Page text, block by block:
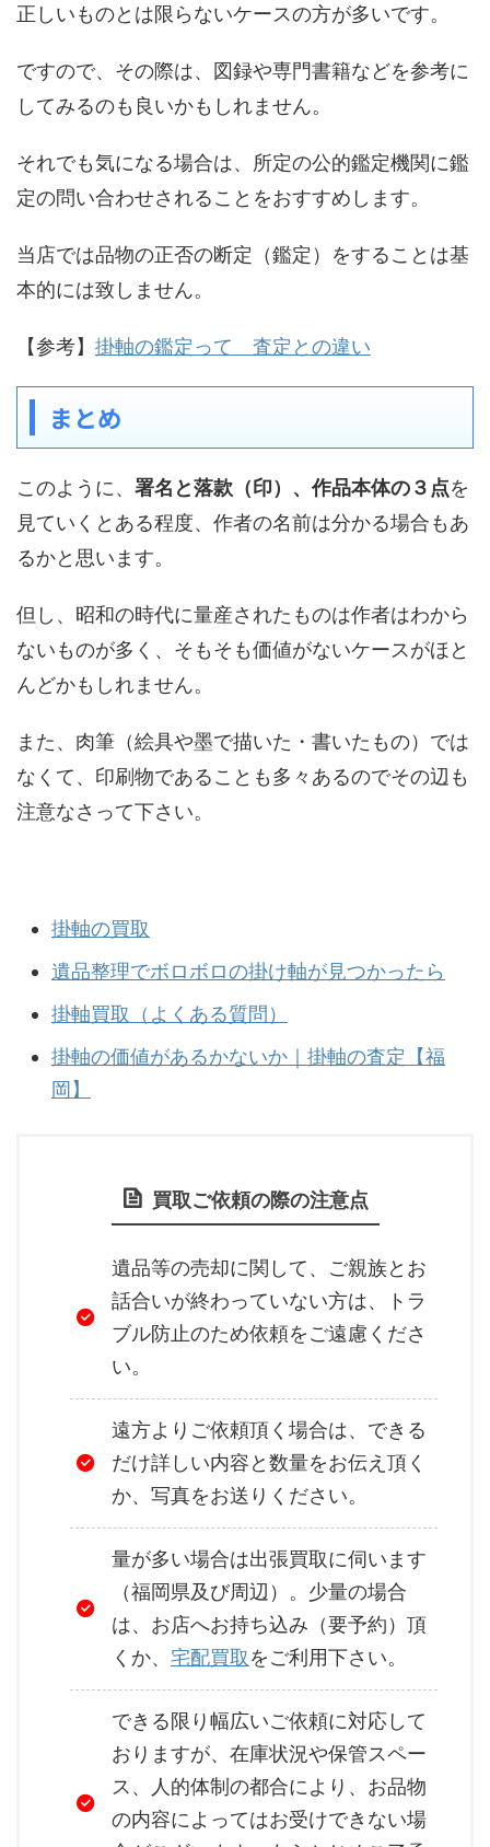
正しいものとは限らないケースの方が多いです。
ですので、その際は、図録や専門書籍などを参考に
してみるのも良いかもしれません。
それでも気になる場合は、所定の公的鑑定機関に鑑
定の問い合わせされることをおすすめします。
当店では品物の正否の断定（鑑定）をすることは基
本的には致しません。
【参考】 掛軸の鑑定って 査定との違い
まとめ
このように、 署名と落款（印）、作品本体の３点を
見ていくとある程度、作者の名前は分かる場合もあ
るかと思います。
但し、昭和の時代に量産されたものは作者はわから
ないものが多く、そもそも価値がないケースがほと
んどかもしれません。
また、肉筆（絵具や墨で描いた・書いたもの）では
なくて、印刷物であることも多々あるのでその辺も
注意なさって下さい。
掛軸の買取
遺品整理でボロボロの掛け軸が見つかったら
掛軸買取（よくある質問）
掛軸の価値があるかないか｜掛軸の査定【福
岡】
買取ご依頼の際の注意点
遺品等の売却に関して、ご親族とお
話合いが終わっていない方は、トラ
ブル防止のため依頼をご遠慮くださ
い。
遠方よりご依頼頂く場合は、できる
だけ詳しい内容と数量をお伝え頂く
か、写真をお送りください。
量が多い場合は出張買取に伺います
（福岡県及び周辺）。少量の場合
は、お店へお持ち込み（要予約）頂
くか、 宅配買取をご利用下さい。
できる限り幅広いご依頼に対応して
おりますが、在庫状況や保管スペー
ス、人的体制の都合により、お品物
の内容によってはお受けできない場